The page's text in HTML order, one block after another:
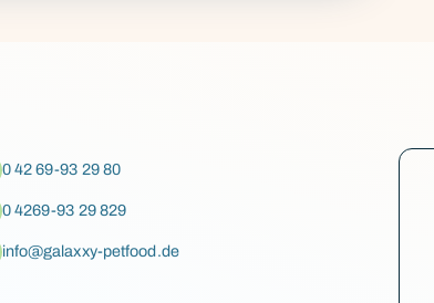
0 42 69-93 29 80
0 4269-93 29 829
info@galaxxy-petfood.de